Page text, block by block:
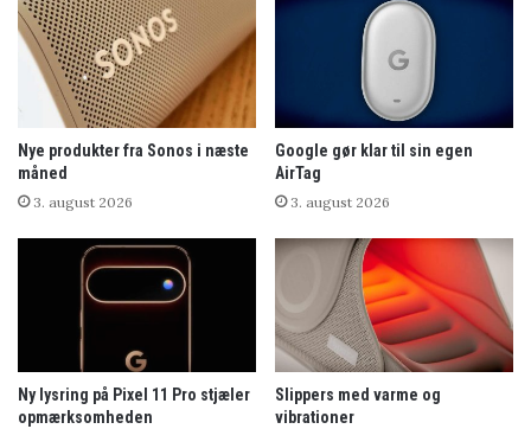
Nye produkter fra Sonos i næste
måned
3. august 2026
Google gør klar til sin egen
AirTag
3. august 2026
Ny lysring på Pixel 11 Pro stjæler
opmærksomheden
Slippers med varme og
vibrationer